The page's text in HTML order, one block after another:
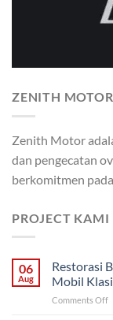
ZENITH
Zenith Motor
dan pengecatan
berkomitmen
PROJECT KAMI
06
Aug
Restorasi
Mobil
Comments Offon